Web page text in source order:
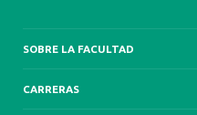
SOBRE LA FACULTAD
CARRERAS